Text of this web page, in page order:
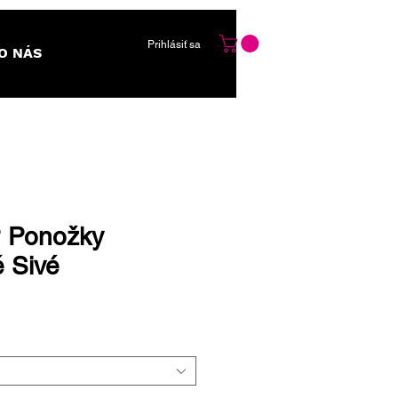
Prihlásiť sa
NÁS
Ponožky
Sivé